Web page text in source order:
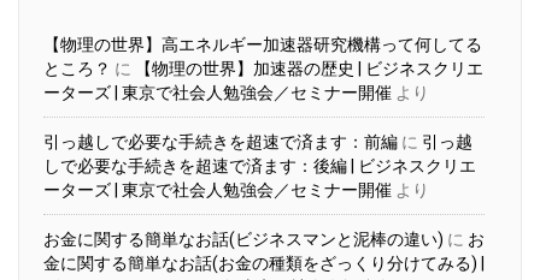
【物理の世界】高エネルギー加速器研究機構って何してる
ところ？ に
【物理の世界】加速器の歴史 | ビジネスクリエ
ーターズ | 東京で社会人勉強会／セミナー開催 より
引っ越しで必要な手続きを超速で済ます：前編 に 引っ越
しで必要な手続きを超速で済ます：後編 | ビジネスクリエ
ーターズ | 東京で社会人勉強会／セミナー開催 より
お金に関する簡単なお話(ビジネスマンと泥棒の違い) に お
金に関する簡単なお話(お金の種類をざっくり分けてみる) |